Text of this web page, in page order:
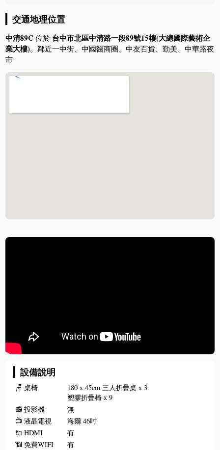
交通地理位置
中清89C 位於 台中市北區中清路一段89號15樓(大總國際藝術企
業大樓)。鄰近一中街、中國醫商圈、中友百貨、勤美、中華路夜
市
設備說明
🪑 桌椅
180 x 45cm 三人折疊桌 x 3
塑膠折疊椅 x 9
📻 投影機
無
📺 液晶電視
海爾 46吋
🔌 HDMI
有
📶 免費WIFI
有